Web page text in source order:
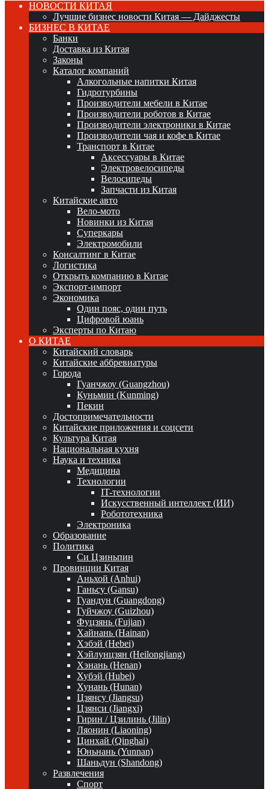
НОВОСТИ КИТАЯ
Лучшие бизнес новости Китая — Дайджесты
БИЗНЕС В КИТАЕ
Банки
Доставка из Китая
Законы
Каталог компаний
Алкогольные напитки Китая
Гидротурбины
Производители мебели в Китае
Производители роботов в Китае
Производители электроники в Китае
Производители чая и кофе в Китае
Транспорт в Китае
Аксессуары в Китае
Электровелосипеды
Велосипеды
Запчасти из Китая
Китайские авто
Вело-мото
Новинки из Китая
Суперкары
Электромобили
Консалтинг в Китае
Логистика
Открыть компанию в Китае
Экспорт-импорт
Экономика
Один пояс, один путь
Цифровой юань
Эксперты по Китаю
О КИТАЕ
Китайский словарь
Китайские аббревиатуры
Города
Гуанчжоу (Guangzhou)
Куньмин (Kunming)
Пекин
Достопримечательности
Китайские приложения и соцсети
Культура Китая
Национальная кухня
Наука и техника
Медицина
Технологии
IT-технологии
Искусственный интеллект (ИИ)
Робототехника
Электроника
Образование
Политика
Си Цзиньпин
Провинции Китая
Аньхой (Anhui)
Ганьсу (Gansu)
Гуандун (Guangdong)
Гуйчжоу (Guizhou)
Фуцзянь (Fujian)
Хайнань (Hainan)
Хэбэй (Hebei)
Хэйлунцзян (Heilongjiang)
Хэнань (Henan)
Хубэй (Hubei)
Хунань (Hunan)
Цзянсу (Jiangsu)
Цзянси (Jiangxi)
Гирин / Цзилинь (Jilin)
Ляонин (Liaoning)
Цинхай (Qinghai)
Юньнань (Yunnan)
Шаньдун (Shandong)
Развлечения
Спорт